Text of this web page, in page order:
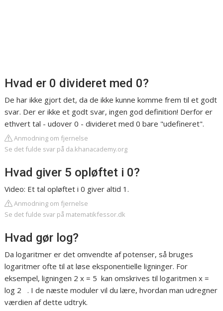
Hvad er 0 divideret med 0?
De har ikke gjort det, da de ikke kunne komme frem til et godt
svar. Der er ikke et godt svar, ingen god definition! Derfor er
ethvert tal - udover 0 - divideret med 0 bare "udefineret".
Anmodning om fjernelse
Se det fulde svar på da.khanacademy.org
Hvad giver 5 opløftet i 0?
Video: Et tal opløftet i 0 giver altid 1.
Anmodning om fjernelse
Se det fulde svar på matematikfessor.dk
Hvad gør log?
Da logaritmer er det omvendte af potenser, så bruges
logaritmer ofte til at løse eksponentielle ligninger. For
eksempel, ligningen 2 x = 5 ‍ kan omskrives til logaritmen x =
log 2 ⁡ ‍ . I de næste moduler vil du lære, hvordan man udregner
værdien af dette udtryk.